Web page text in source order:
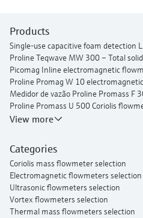
Products
Single-use capacitive foam detection
Proline Teqwave MW 300 – Total
Picomag Inline electromagnetic
Proline Promag W 10
Medidor de vazão Proline Promass F
Proline Promass U 500 Coriolis
Proline Prosonic Flow P 500
Proline t-mass I 300 thermal mass
View more
Categories
Coriolis mass flowmeter selection
Electromagnetic flowmeters selection
Ultrasonic flowmeters selection
Vortex flowmeters selection
Thermal mass flowmeters selection